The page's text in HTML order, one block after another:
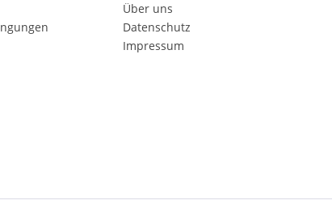
Über uns
Datenschutz
Impressum